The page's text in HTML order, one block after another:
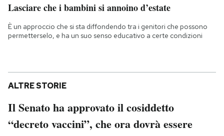
Lasciare che i bambini si annoino d’estate
È un approccio che si sta diffondendo tra i genitori che possono
permetterselo, e ha un suo senso educativo a certe condizioni
ALTRE STORIE
Il Senato ha approvato il cosiddetto
“decreto vaccini”, che ora dovrà essere